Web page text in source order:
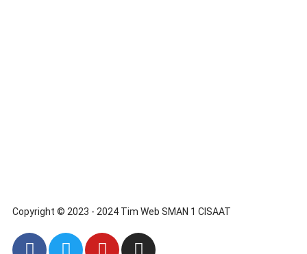
Copyright © 2023 - 2024 Tim Web SMAN 1 CISAAT